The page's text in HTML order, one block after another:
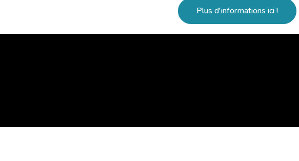
Plus d'informations ici !